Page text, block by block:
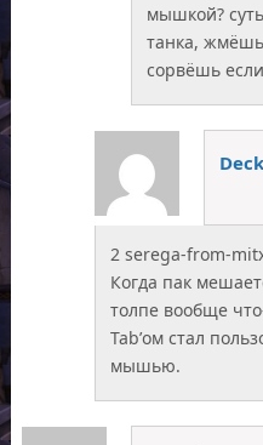
мышкой?
танка,
сорвёшь
2 serega-from-
Когда пак
толпе вообще
Tab’ом стал
мышью.